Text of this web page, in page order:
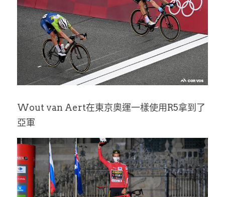
Wout van Aert在東京奧運一樣使用R5拿到了
亞軍